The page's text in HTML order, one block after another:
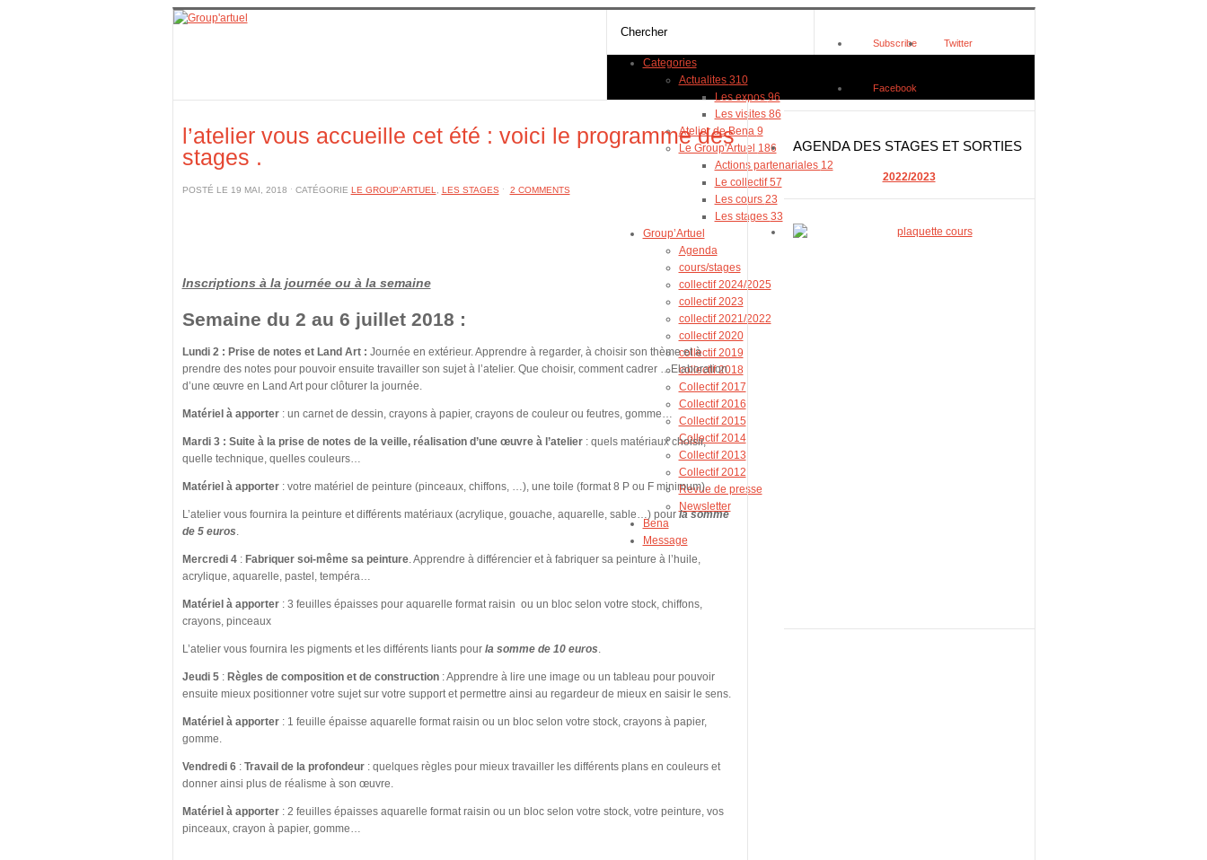
Subscribe Twitter
Facebook
Categories
Actualites 310
Les expos96
Les visites 86
Atelier de Bena 9
Le Group'Artuel 186
Actions partenariales 12
Le collectif57
Les cours 23
Les stages 33
Group’Artuel
Agenda
cours/stages
collectif 2024/2025
collectif 2023
collectif 2021/2022
collectif 2020
collectif 2019
collectif 2018
Collectif 2017
Collectif 2016
Collectif 2015
Collectif 2014
Collectif 2013
Collectif 2012
Revue de presse
Newsletter
Bena
Message
AGENDA DES STAGES ET SORTIES
2022/2023
l’atelier vous accueille cet été : voici le programme des
stages .
POSTÉ LE 19 MAI, 2018 ˑ CATÉGORIE LE GROUP'ARTUEL LES STAGES ˑ 2 COMMENTS
Inscriptions à la journée ou à la semaine
Semaine du 2 au 6 juillet 2018 :
Lundi 2 : Prise de notes et Land Art: Journée en extérieur. Apprendre à regarder, à choisir son thème et à
prendre des notes pour pouvoir ensuite travailler son sujet à l’atelier. Que choisir, comment cadrer …Elaboration
d’une œuvre en Land Art pour clôturer la journée.
Matériel à apporter: un carnet de dessin, crayons à papier, crayons de couleur ou feutres, gomme…
Mardi 3 : Suite à la prise de notes de la veille, réalisation d’une œuvre à l’atelier: quels matériaux choisir,
quelle technique, quelles couleurs…
Matériel à apporter: votre matériel de peinture (pinceaux, chiffons, …), une toile (format 8 P ou F minimum).
L’atelier vous fournira la peinture et différents matériaux (acrylique, gouache, aquarelle, sable…) pourla somme
de 5 euros.
Mercredi 4: Fabriquer soi-même sa peinture. Apprendre à différencier et à fabriquer sa peinture à l’huile,
acrylique, aquarelle, pastel, tempéra…
Matériel à apporter: 3 feuilles épaisses pour aquarelle format raisin ou un bloc selon votre stock, chiffons,
crayons, pinceaux
L’atelier vous fournira les pigments et les différents liants pour la somme de 10 euros.
Jeudi 5: Règles de composition et de construction: Apprendre à lire une image ou un tableau pour pouvoir
ensuite mieux positionner votre sujet sur votre support et permettre ainsi au regardeur de mieux en saisir le sens.
Matériel à apporter: 1 feuille épaisse aquarelle format raisin ou un bloc selon votre stock, crayons à papier,
gomme.
Vendredi 6: Travail de la profondeur: quelques règles pour mieux travailler les différents plans en couleurs et
donner ainsi plus de réalisme à son œuvre.
Matériel à apporter: 2 feuilles épaisses aquarelle format raisin ou un bloc selon votre stock, votre peinture, vos
pinceaux, crayon à papier, gomme…